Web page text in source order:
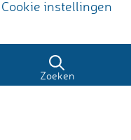
Cookie instellingen
Zoeken